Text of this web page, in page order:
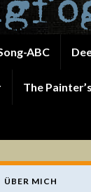
ABC
The
ÜBER MICH